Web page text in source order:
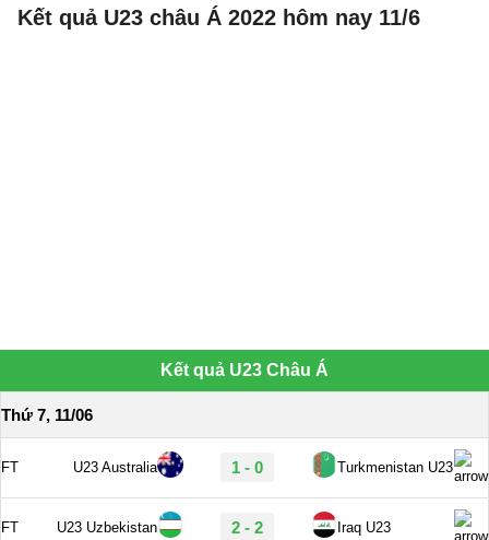
Kết quả U23 châu Á 2022 hôm nay 11/6